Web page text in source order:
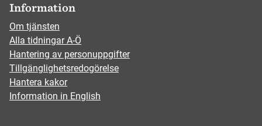
Information
Om tjänsten
Alla tidningar A-Ö
Hantering av personuppgifter
Tillgänglighetsredogörelse
Hantera kakor
Information in English